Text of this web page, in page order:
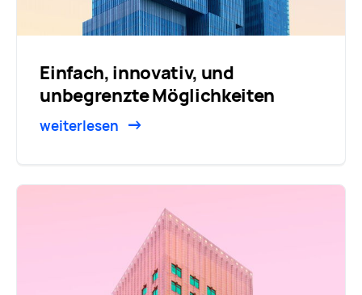
Einfach, innovativ, und
unbegrenzte Möglichkeiten
weiterlesen